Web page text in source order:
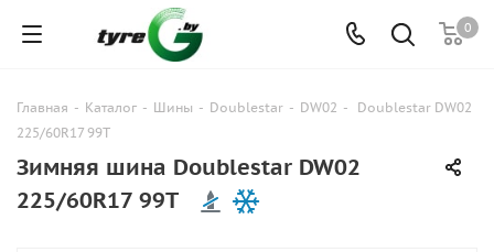
0
Главная - Каталог - Шины - Doublestar - DW02 -
Doublestar DW02
225/60R17 99T
Зимняя шина Doublestar DW02
225/60R17 99T